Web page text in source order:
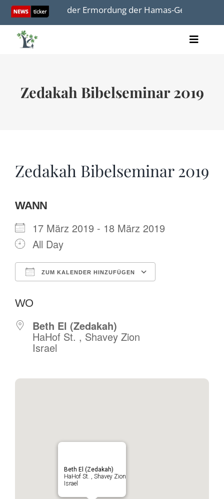
Skip
content
Jerusalem der Ermordung der Hamas-Geisel Hersh
Toggle
Bücher
Zedakah Bibelseminar 2019
Zedakah Bibelseminar 2019
WANN
17 März 2019 - 18 März 2019
All Day
ZUM KALENDER HINZUFÜGEN
WO
Beth El (Zedakah)
HaHof St. , Shavey Zion
Israel
Beth El (Zedakah)
HaHof St. , Shavey Zion
Israel